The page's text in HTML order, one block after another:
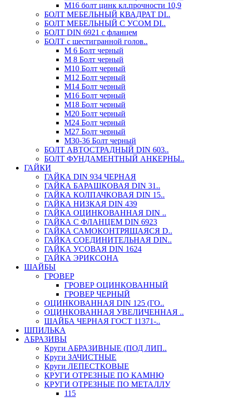
М16 болт цинк кл.прочности 10,9
БОЛТ МЕБЕЛЬНЫЙ КВАДРАТ DI..
БОЛТ МЕБЕЛЬНЫЙ С УСОМ DI..
БОЛТ DIN 6921 c фланцем
БОЛТ с шестигранной голов..
М 6 Болт черный
М 8 Болт черный
М10 Болт черный
М12 Болт черный
М14 Болт черный
М16 Болт черный
М18 Болт черный
М20 Болт черный
М24 Болт черный
М27 Болт черный
М30-36 Болт черный
БОЛТ АВТОСТРАДНЫЙ DIN 603..
БОЛТ ФУНДАМЕНТНЫЙ АНКЕРНЫ..
ГАЙКИ
ГАЙКА DIN 934 ЧЕРНАЯ
ГАЙКА БАРАШКОВАЯ DIN 31..
ГАЙКА КОЛПАЧКОВАЯ DIN 15..
ГАЙКА НИЗКАЯ DIN 439
ГАЙКА ОЦИНКОВАННАЯ DIN ..
ГАЙКА С ФЛАНЦЕМ DIN 6923
ГАЙКА САМОКОНТРЯЩАЯСЯ D..
ГАЙКА СОЕДИНИТЕЛЬНАЯ DIN..
ГАЙКА УСОВАЯ DIN 1624
ГАЙКА ЭРИКСОНА
ШАЙБЫ
ГРОВЕР
ГРОВЕР ОЦИНКОВАННЫЙ
ГРОВЕР ЧЕРНЫЙ
ОЦИНКОВАННАЯ DIN 125 (ГО..
ОЦИНКОВАННАЯ УВЕЛИЧЕННАЯ ..
ШАЙБА ЧЕРНАЯ ГОСТ 11371-..
ШПИЛЬКА
АБРАЗИВЫ
Круги АБРАЗИВНЫЕ (ПОД ЛИП..
Круги ЗАЧИСТНЫЕ
Круги ЛЕПЕСТКОВЫЕ
КРУГИ ОТРЕЗНЫЕ ПО КАМНЮ
КРУГИ ОТРЕЗНЫЕ ПО МЕТАЛЛУ
115